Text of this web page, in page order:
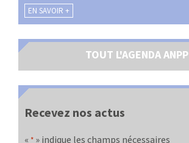
EN SAVOIR +
TOUT L'AGENDA ANPP
Recevez nos actus
« * » indique les champs nécessaires